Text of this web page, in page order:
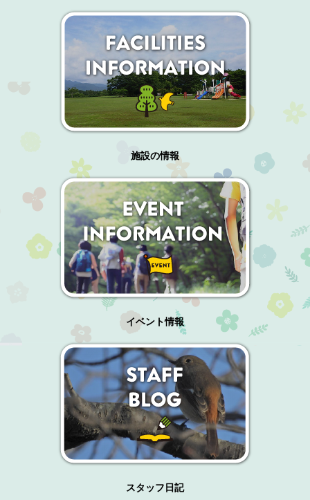
施設の情報
イベント情報
スタッフ日記